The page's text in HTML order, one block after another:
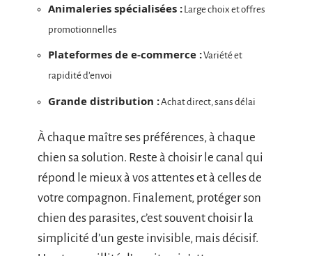
Animaleries spécialisées : Large choix et offres
promotionnelles
Plateformes de e-commerce :Variété et
rapidité d’envoi
Grande distribution :Achat direct, sans délai
À chaque maître ses préférences, à chaque
chien sa solution. Reste à choisir le canal qui
répond le mieux à vos attentes et à celles de
votre compagnon. Finalement, protéger son
chien des parasites, c’est souvent choisir la
simplicité d’un geste invisible, mais décisif.